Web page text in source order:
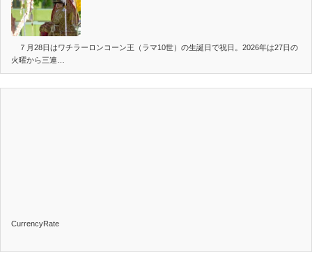
７月28日はワチラーロンコーン王（ラマ10世）の生誕日で祝日。2026年は27日の
火曜から三連…
CurrencyRate